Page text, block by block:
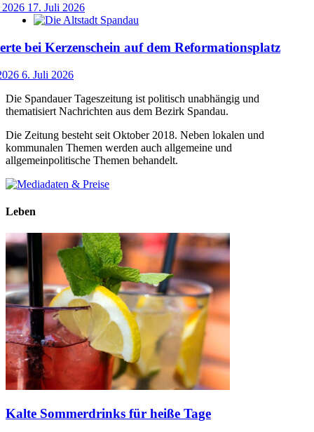
17. Juli 2026
bei Kerzenschein auf dem Reformationsplatz
6. Juli 2026
Die Spandauer Tageszeitung ist politisch unabhängig und
thematisiert Nachrichten aus dem Bezirk Spandau.
Die Zeitung besteht seit Oktober 2018. Neben lokalen und
kommunalen Themen werden auch allgemeine und
allgemeinpolitische Themen behandelt.
Leben
Kalte Sommerdrinks für heiße Tage